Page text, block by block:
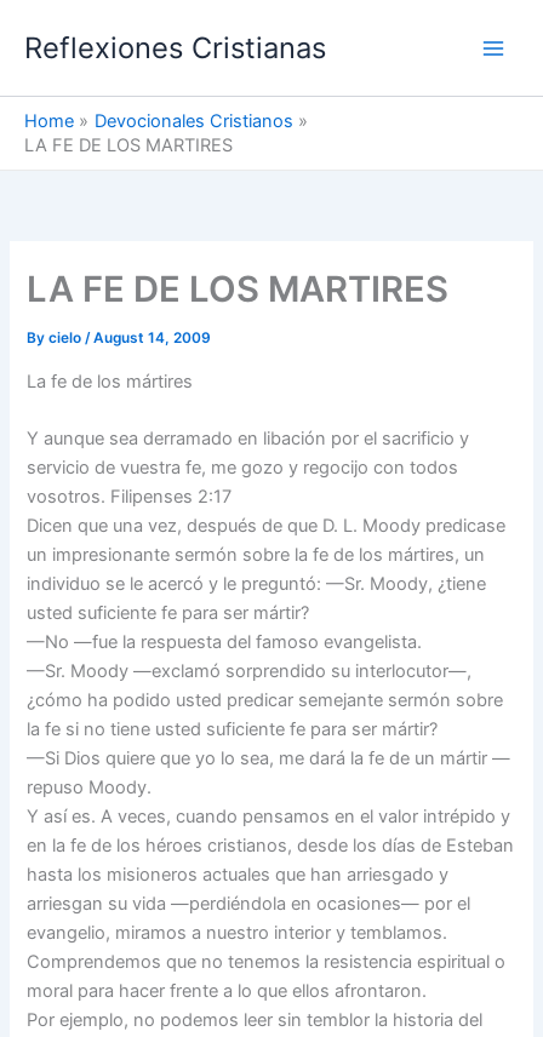
Reflexiones Cristianas
Home
Devocionales Cristianos
LA FE DE LOS MARTIRES
LA FE DE LOS MARTIRES
Bycielo/August 14, 2009
La fe de los mártires
Y aunque sea derramado en libación por el sacrificio y
servicio de vuestra fe, me gozo y regocijo con todos
vosotros. Filipenses 2:17
Dicen que una vez, después de que D. L. Moody predicase
un impresionante sermón sobre la fe de los mártires, un
individuo se le acercó y le preguntó: —Sr. Moody, ¿tiene
usted suficiente fe para ser mártir?
—No —fue la respuesta del famoso evangelista.
—Sr. Moody —exclamó sorprendido su interlocutor—,
¿cómo ha podido usted predicar semejante sermón sobre
la fe si no tiene usted suficiente fe para ser mártir?
—Si Dios quiere que yo lo sea, me dará la fe de un mártir —
repuso Moody.
Y así es. A veces, cuando pensamos en el valor intrépido y
en la fe de los héroes cristianos, desde los días de Esteban
hasta los misioneros actuales que han arriesgado y
arriesgan su vida —perdiéndola en ocasiones— por el
evangelio, miramos a nuestro interior y temblamos.
Comprendemos que no tenemos la resistencia espiritual o
moral para hacer frente a lo que ellos afrontaron.
Por ejemplo, no podemos leer sin temblor la historia del